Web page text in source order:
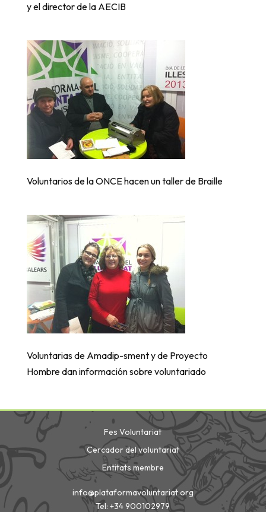
y el director de la AECIB
Voluntarios de la ONCE hacen un taller de Braille
Voluntarias de Amadip-sment y de Proyecto
Hombre dan información sobre voluntariado
Fes Voluntariat
Cercador del voluntariat
Entitats membre
info@plataformavoluntariat.org
Tel: +34 900102979